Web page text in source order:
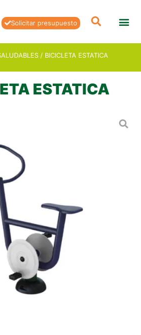
Solicitar presupuesto
/ BICICLETA ESTATICA
ESTATICA